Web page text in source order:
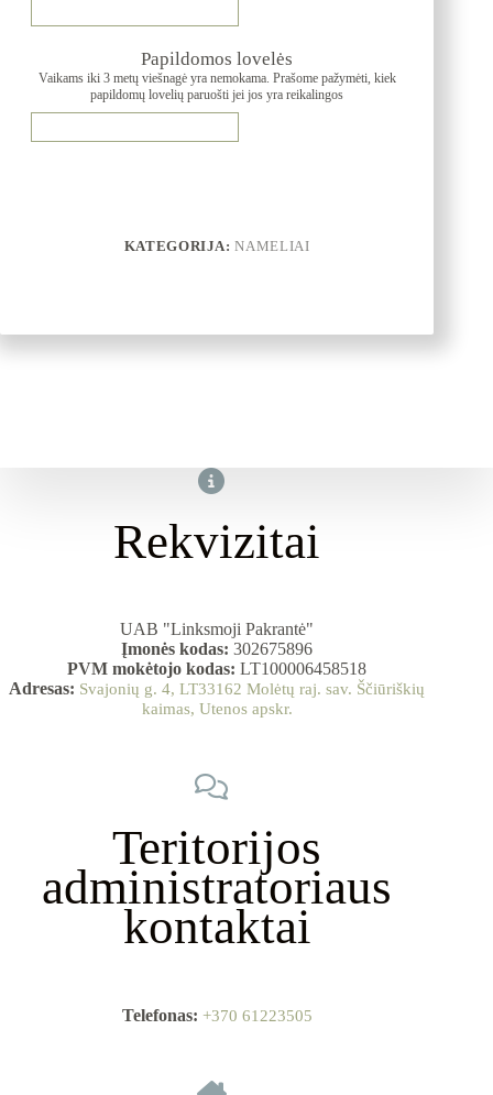
Papildomos lovelės
Vaikams iki 3 metų viešnagė yra nemokama. Prašome pažymėti, kiek
papildomų lovelių paruošti jei jos yra reikalingos
KATEGORIJA:NAMELIAI
Rekvizitai
UAB "Linksmoji Pakrantė"
Įmonės kodas: 302675896
PVM mokėtojo kodas: LT100006458518
Adresas: Svajonių g. 4, LT33162 Molėtų raj. sav. Ščiūriškių
kaimas, Utenos apskr.
Teritorijos
administratoriaus
kontaktai
Telefonas: +370 61223505